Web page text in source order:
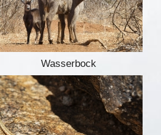
Wasserbock